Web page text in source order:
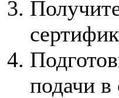
подачи в